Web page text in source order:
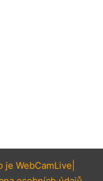
je WebCamLive